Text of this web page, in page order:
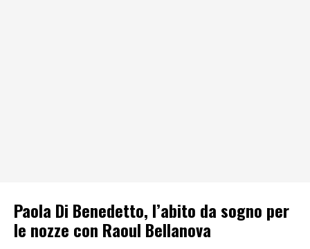
Paola Di Benedetto, l’abito da sogno per
le nozze con Raoul Bellanova